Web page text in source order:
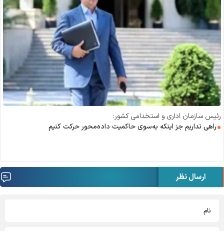
رئیس سازمان اداری و استخدامی کشور:
راهی نداریم جز اینکه به‌سوی حاکمیت داده‌محور حرکت کنیم
ارسال نظر